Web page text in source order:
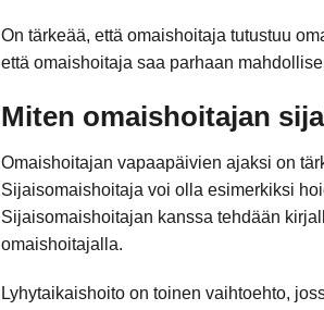
On tärkeää, että omaishoitaja tutustuu
että omaishoitaja saa parhaan
Miten omaishoitajan
Omaishoitajan vapaapäivien ajaksi on
Sijaisomaishoitaja voi olla esimerkiksi
Sijaisomaishoitajan kanssa tehdään
omaishoitajalla.
Lyhytaikaishoito on toinen vaihtoehto,